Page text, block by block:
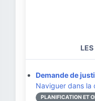
Demande de
Naviguer dans la
PLANIFICATION ET